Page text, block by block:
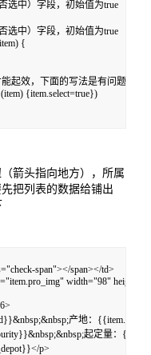
中）字段，初始值为true
中）字段，初始值为true
{
效，下面的写法是有问题的，
{item.select=true})
箭头指向地方），所属
把列表的数据给铺出
span"></span></td>
width="98"
产地：
起定量：
p>